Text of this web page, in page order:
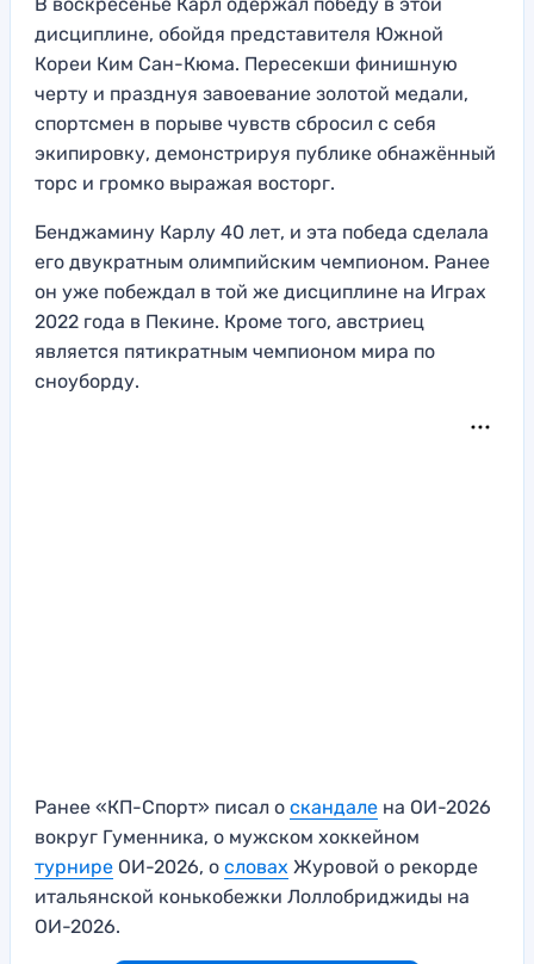
В воскресенье Карл одержал победу в этой
дисциплине, обойдя представителя Южной
Кореи Ким Сан-Кюма. Пересекши финишную
черту и празднуя завоевание золотой медали,
спортсмен в порыве чувств сбросил с себя
экипировку, демонстрируя публике обнажённый
торс и громко выражая восторг.
Бенджамину Карлу 40 лет, и эта победа сделала
его двукратным олимпийским чемпионом. Ранее
он уже побеждал в той же дисциплине на Играх
2022 года в Пекине. Кроме того, австриец
является пятикратным чемпионом мира по
сноуборду.
Ранее «КП-Спорт» писал о скандале на ОИ-2026
вокруг Гуменника, о мужском хоккейном
турнире ОИ-2026, о словах Журовой о рекорде
итальянской конькобежки Лоллобриджиды на
ОИ-2026.